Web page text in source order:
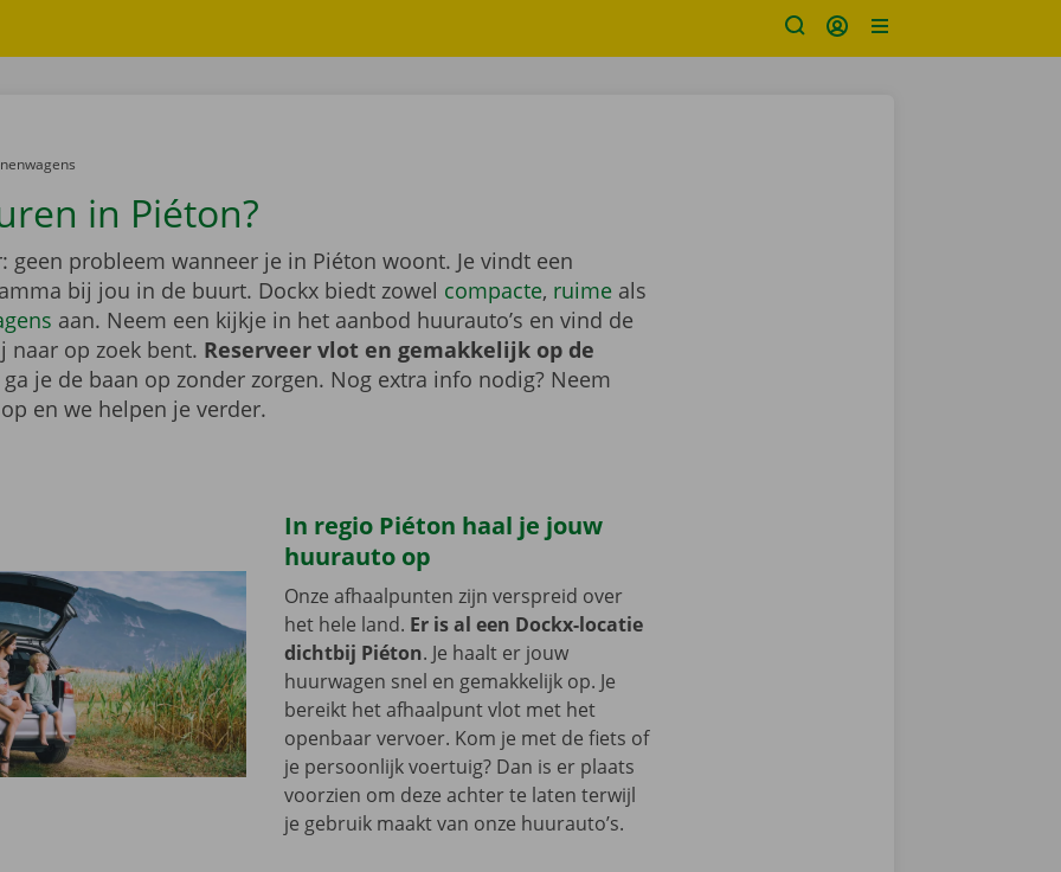
in Piéton?
geen probleem wanneer je in Piéton woont. Je vindt een
bij jou in de buurt. Dockx biedt zowel compacte, ruimeals
aan. Neem een kijkje in het aanbod huurauto’s en vind de
naar op zoek bent. Reserveer vlot en gemakkelijk op de
ga je de baan op zonder zorgen. Nog extra info nodig? Neem
en we helpen je verder.
In regio Piéton haal je jouw
huurauto op
Onze afhaalpunten zijn verspreid over
het hele land. Er is al een Dockx-locatie
dichtbij Piéton. Je haalt er jouw
huurwagen snel en gemakkelijk op. Je
bereikt het afhaalpunt vlot met het
openbaar vervoer. Kom je met de fiets of
je persoonlijk voertuig? Dan is er plaats
voorzien om deze achter te laten terwijl
je gebruik maakt van onze huurauto’s.